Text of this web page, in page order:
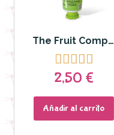
The Fruit Company - Crema de Manos Manzana Verde 50ml

2,50 €
Añadir al carrito